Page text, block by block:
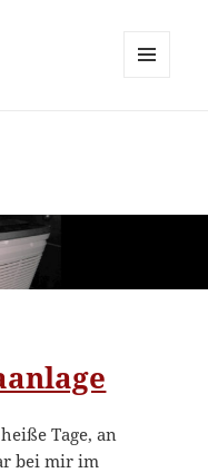
Tage, an
bei mir im